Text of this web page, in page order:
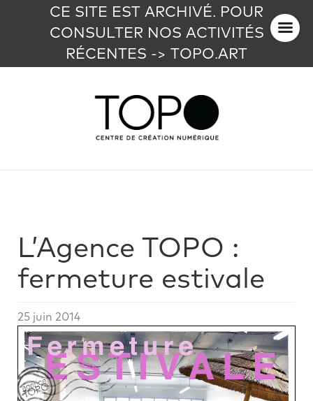
CE SITE EST ARCHIVÉ. POUR
CONSULTER NOS ACTIVITÉS
RÉCENTES -> TOPO.ART
L’Agence TOPO :
fermeture estivale
25 juin 2014